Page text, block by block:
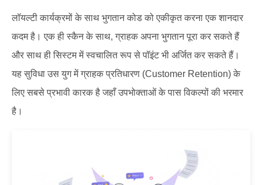
लॉयल्टी कार्यक्रमों के साथ भुगतान कोड को एकीकृत करना एक शानदार
कदम है। एक ही स्कैन के साथ, ग्राहक अपना भुगतान पूरा कर सकते हैं
और साथ ही सिस्टम में स्वचालित रूप से पॉइंट भी अर्जित कर सकते हैं।
यह सुविधा उस युग में ग्राहक प्रतिधारण (Customer Retention) के
लिए सबसे प्रभावी कारक है जहाँ उपभोक्ताओं के पास विकल्पों की भरमार
है।